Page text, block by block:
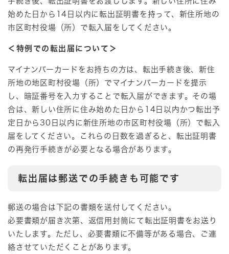
始めた日から14日以内に転出証明書を持って、新住所地の
市区町村役場（所）で転入届をしてください。
＜特例での転出届について＞
マイナンバーカードをお持ちの方は、転出手続き後、新住
所地の地区町村役場（所）でマイナンバーカードを提示
し、暗証番号を入力することで転入届ができます。その場
合は、新しい住所に住み始めた日から14日以内かつ転出予
定日から30日以内に新住所地の市区町村役場（所）で転入
届をしてください。これらの日数を過ぎると、転出証明書
の再発行手続きが必要となる場合があります。
転出届は郵送での手続きも可能です
郵送の場合は下記の書類を送付してください。
必要書類が届き次第、返信用封筒にて転出証明書をお送り
いたします。ただし、必要書類に不備等がある場合、ご連
絡させていただくことがあります。